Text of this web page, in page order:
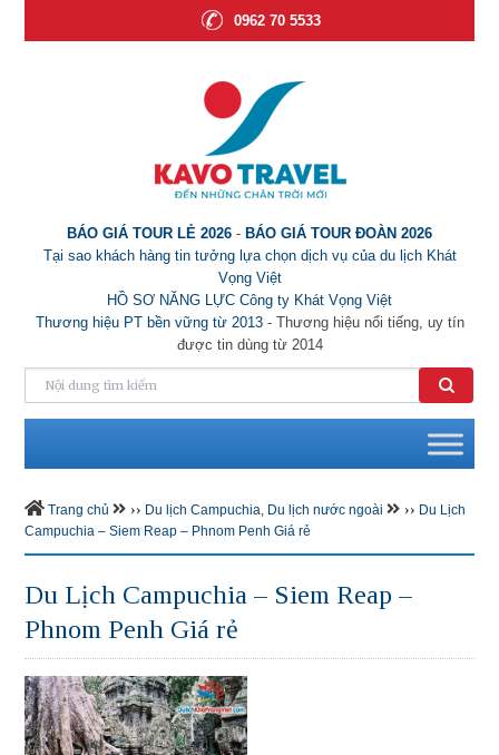
0962 70 5533
BÁO GIÁ TOUR LẺ 2026 - BÁO GIÁ TOUR ĐOÀN 2026
Tại sao khách hàng tin tưởng lựa chọn dịch vụ của du lịch Khát
Vọng Việt
HỒ SƠ NĂNG LỰC Công ty Khát Vọng Việt
Thương hiệu PT bền vững từ 2013- Thương hiệu nổi tiếng, uy tín
được tin dùng từ 2014
Trang chủ ›› Du lịch Campuchia, Du lịch nước ngoài ›› Du Lịch
Campuchia – Siem Reap – Phnom Penh Giá rẻ
Du Lịch Campuchia – Siem Reap –
Phnom Penh Giá rẻ